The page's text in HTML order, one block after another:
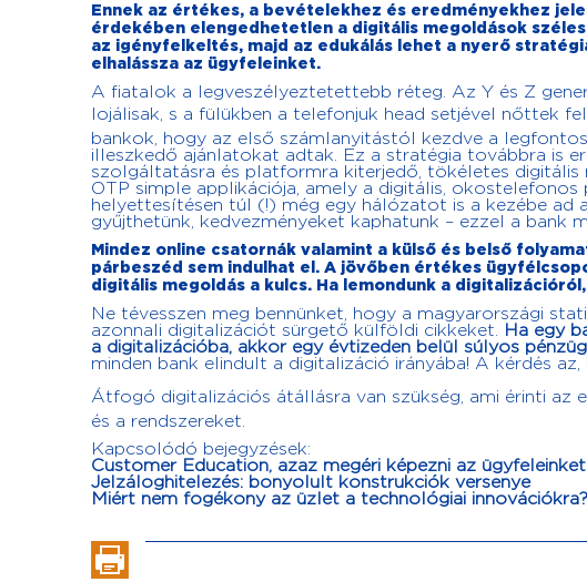
Ennek az értékes, a bevételekhez és eredményekhez
érdekében elengedhetetlen a digitális megoldások
az igényfelkeltés, majd az edukálás lehet a nyerő
elhalássza az ügyfeleinket.
A fiatalok a legveszélyeztetettebb réteg. Az Y és Z
lojálisak, s a fülükben a telefonjuk head setjével nőttek
bankok, hogy az első számlanyitástól kezdve a
illeszkedő ajánlatokat adtak. Ez a stratégia továbbra is
szolgáltatásra és platformra kiterjedő, tökéletes
OTP simple applikációja, amely a digitális,
helyettesítésen túl (!) még egy hálózatot is a kezébe ad
gyűjthetünk, kedvezményeket kaphatunk – ezzel a bank
Mindez online csatornák valamint a külső és belső
párbeszéd sem indulhat el. A jövőben értékes
digitális megoldás a kulcs. Ha lemondunk a
Ne tévesszen meg bennünket, hogy a magyarországi
azonnali digitalizációt sürgető külföldi cikkeket. Ha egy
a digitalizációba, akkor egy évtizeden belül súlyos
minden bank elindult a digitalizáció irányába! A kérdés
Átfogó digitalizációs átállásra van szükség, ami érinti
és a rendszereket.
Kapcsolódó bejegyzések:
Customer Education, azaz megéri képezni az ügyfeleinket
Jelzáloghitelezés: bonyolult konstrukciók versenye
Miért nem fogékony az üzlet a technológiai